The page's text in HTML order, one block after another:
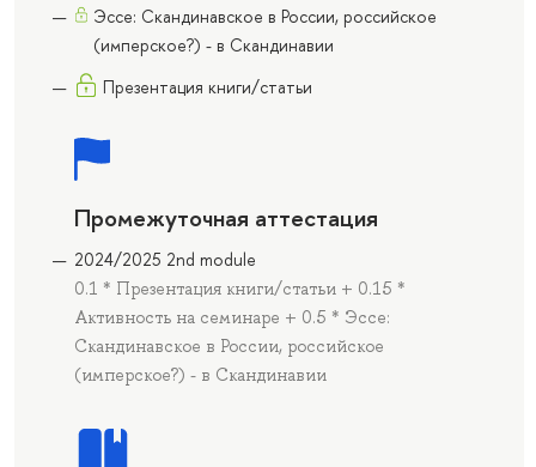
Эссе: Скандинавское в России, российское
(имперское?) - в Скандинавии
Презентация книги/статьи
Промежуточная аттестация
2024/2025 2nd module
0.1 * Презентация книги/статьи + 0.15 *
Активность на семинаре + 0.5 * Эссе:
Скандинавское в России, российское
(имперское?) - в Скандинавии